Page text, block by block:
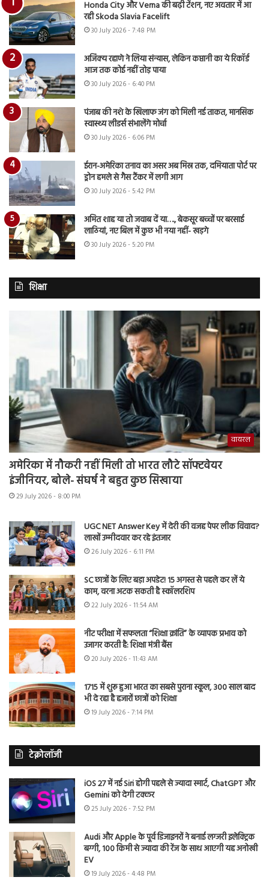
Honda City और Verna की बढ़ी टेंशन, नए अवतार में आ
रही Skoda Slavia Facelift
30 July 2026 - 7:48 PM
अजिंक्य रहाणे ने लिया संन्यास, लेकिन कप्तानी का ये रिकॉर्ड
आज तक कोई नहीं तोड़ पाया
30 July 2026 - 6:40 PM
पंजाब की नशे के खिलाफ जंग को मिली नई ताकत, मानसिक
स्वास्थ्य लीडर्स संभालेंगे मोर्चा
30 July 2026 - 6:06 PM
ईरान-अमेरिका तनाव का असर अब मिस्र तक, दमियाता पोर्ट पर
ड्रोन हमले से गैस टैंकर में लगी आग
30 July 2026 - 5:42 PM
अमित शाह या तो जवाब दें या…., बेकसूर बच्चों पर बरसाई
लाठियां, नए बिल में कुछ भी नया नहीं- खड़गे
30 July 2026 - 5:20 PM
शिक्षा
वायरल
अमेरिका में नौकरी नहीं मिली तो भारत लौटे सॉफ्टवेयर
इंजीनियर, बोले- संघर्ष ने बहुत कुछ सिखाया
29 July 2026 - 8:00 PM
UGC NET Answer Key में देरी की वजह पेपर लीक विवाद?
लाखों उम्मीदवार कर रहे इंतजार
26 July 2026 - 6:11 PM
SC छात्रों के लिए बड़ा अपडेट! 15 अगस्त से पहले कर लें ये
काम, वरना अटक सकती है स्कॉलरशिप
22 July 2026 - 11:54 AM
नीट परीक्षा में सफलता “शिक्षा क्रांति” के व्यापक प्रभाव को
उजागर करती है: शिक्षा मंत्री बैंस
20 July 2026 - 11:43 AM
1715 में शुरू हुआ भारत का सबसे पुराना स्कूल, 300 साल बाद
भी दे रहा है हजारों छात्रों को शिक्षा
19 July 2026 - 7:14 PM
टेक्नोलॉजी
iOS 27 में नई Siri होगी पहले से ज्यादा स्मार्ट, ChatGPT और
Gemini को देगी टक्कर
25 July 2026 - 7:52 PM
Audi और Apple के पूर्व डिजाइनरों ने बनाई लग्जरी इलेक्ट्रिक
बग्गी, 100 किमी से ज्यादा की रेंज के साथ आएगी यह अनोखी
EV
19 July 2026 - 4:48 PM